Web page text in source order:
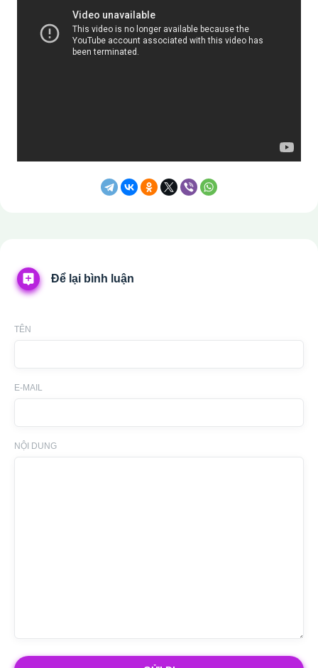
Để lại bình luận
TÊN
E-MAIL
NỘI DUNG